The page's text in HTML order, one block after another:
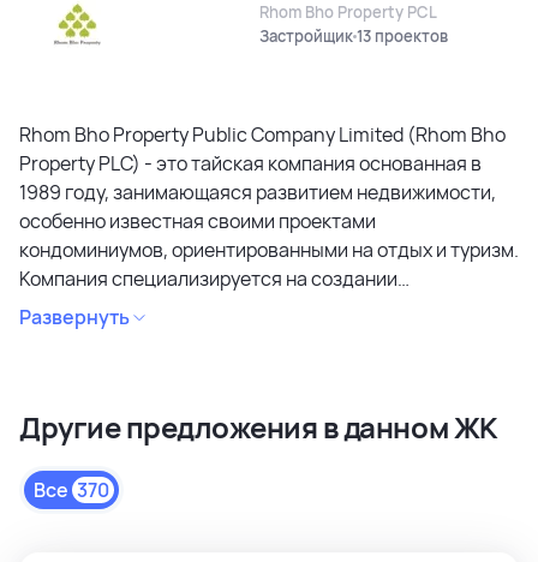
Rhom Bho Property PCL
Застройщик13 проектов
Rhom Bho Property Public Company Limited (Rhom Bho
Property PLC) - это тайская компания основанная в
1989 году, занимающаяся развитием недвижимости,
особенно известная своими проектами
кондоминиумов, ориентированными на отдых и туризм.
Компания специализируется на создании
кондоминиумов в привлекательных районах, уделяя
особое внимание дизайну, качеству строительства и
коммерческих объектах и жилой недвижимости
высокого качества в сегментах недвижимости
премиального и среднего класса. Среди районов
застройки как престижные комьюнити Бангкока, так и
Развернуть
Другие предложения в данном ЖК
Все 370